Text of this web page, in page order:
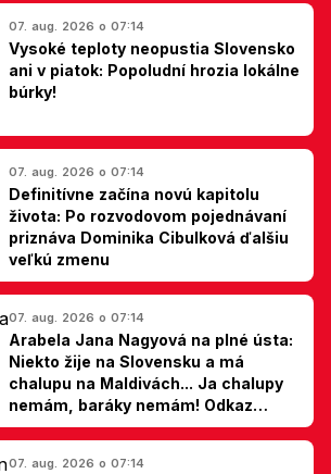
07. aug. 2026 o 07:14
Vysoké teploty neopustia Slovensko
ani v piatok: Popoludní hrozia lokálne
búrky!
07. aug. 2026 o 07:14
Definitívne začína novú kapitolu
života: Po rozvodovom pojednávaní
priznáva Dominika Cibulková ďalšiu
veľkú zmenu
07. aug. 2026 o 07:14
Arabela Jana Nagyová na plné ústa:
Niekto žije na Slovensku a má
chalupu na Maldivách... Ja chalupy
nemám, baráky nemám! Odkaz
Slovákom
07. aug. 2026 o 07:14